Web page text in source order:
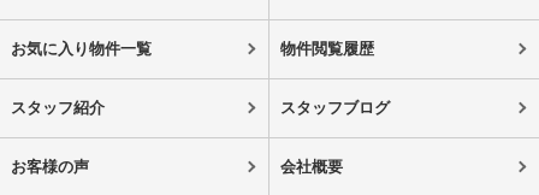
お気に入り物件一覧 物件閲覧履歴
スタッフ紹介 スタッフブログ
お客様の声 会社概要